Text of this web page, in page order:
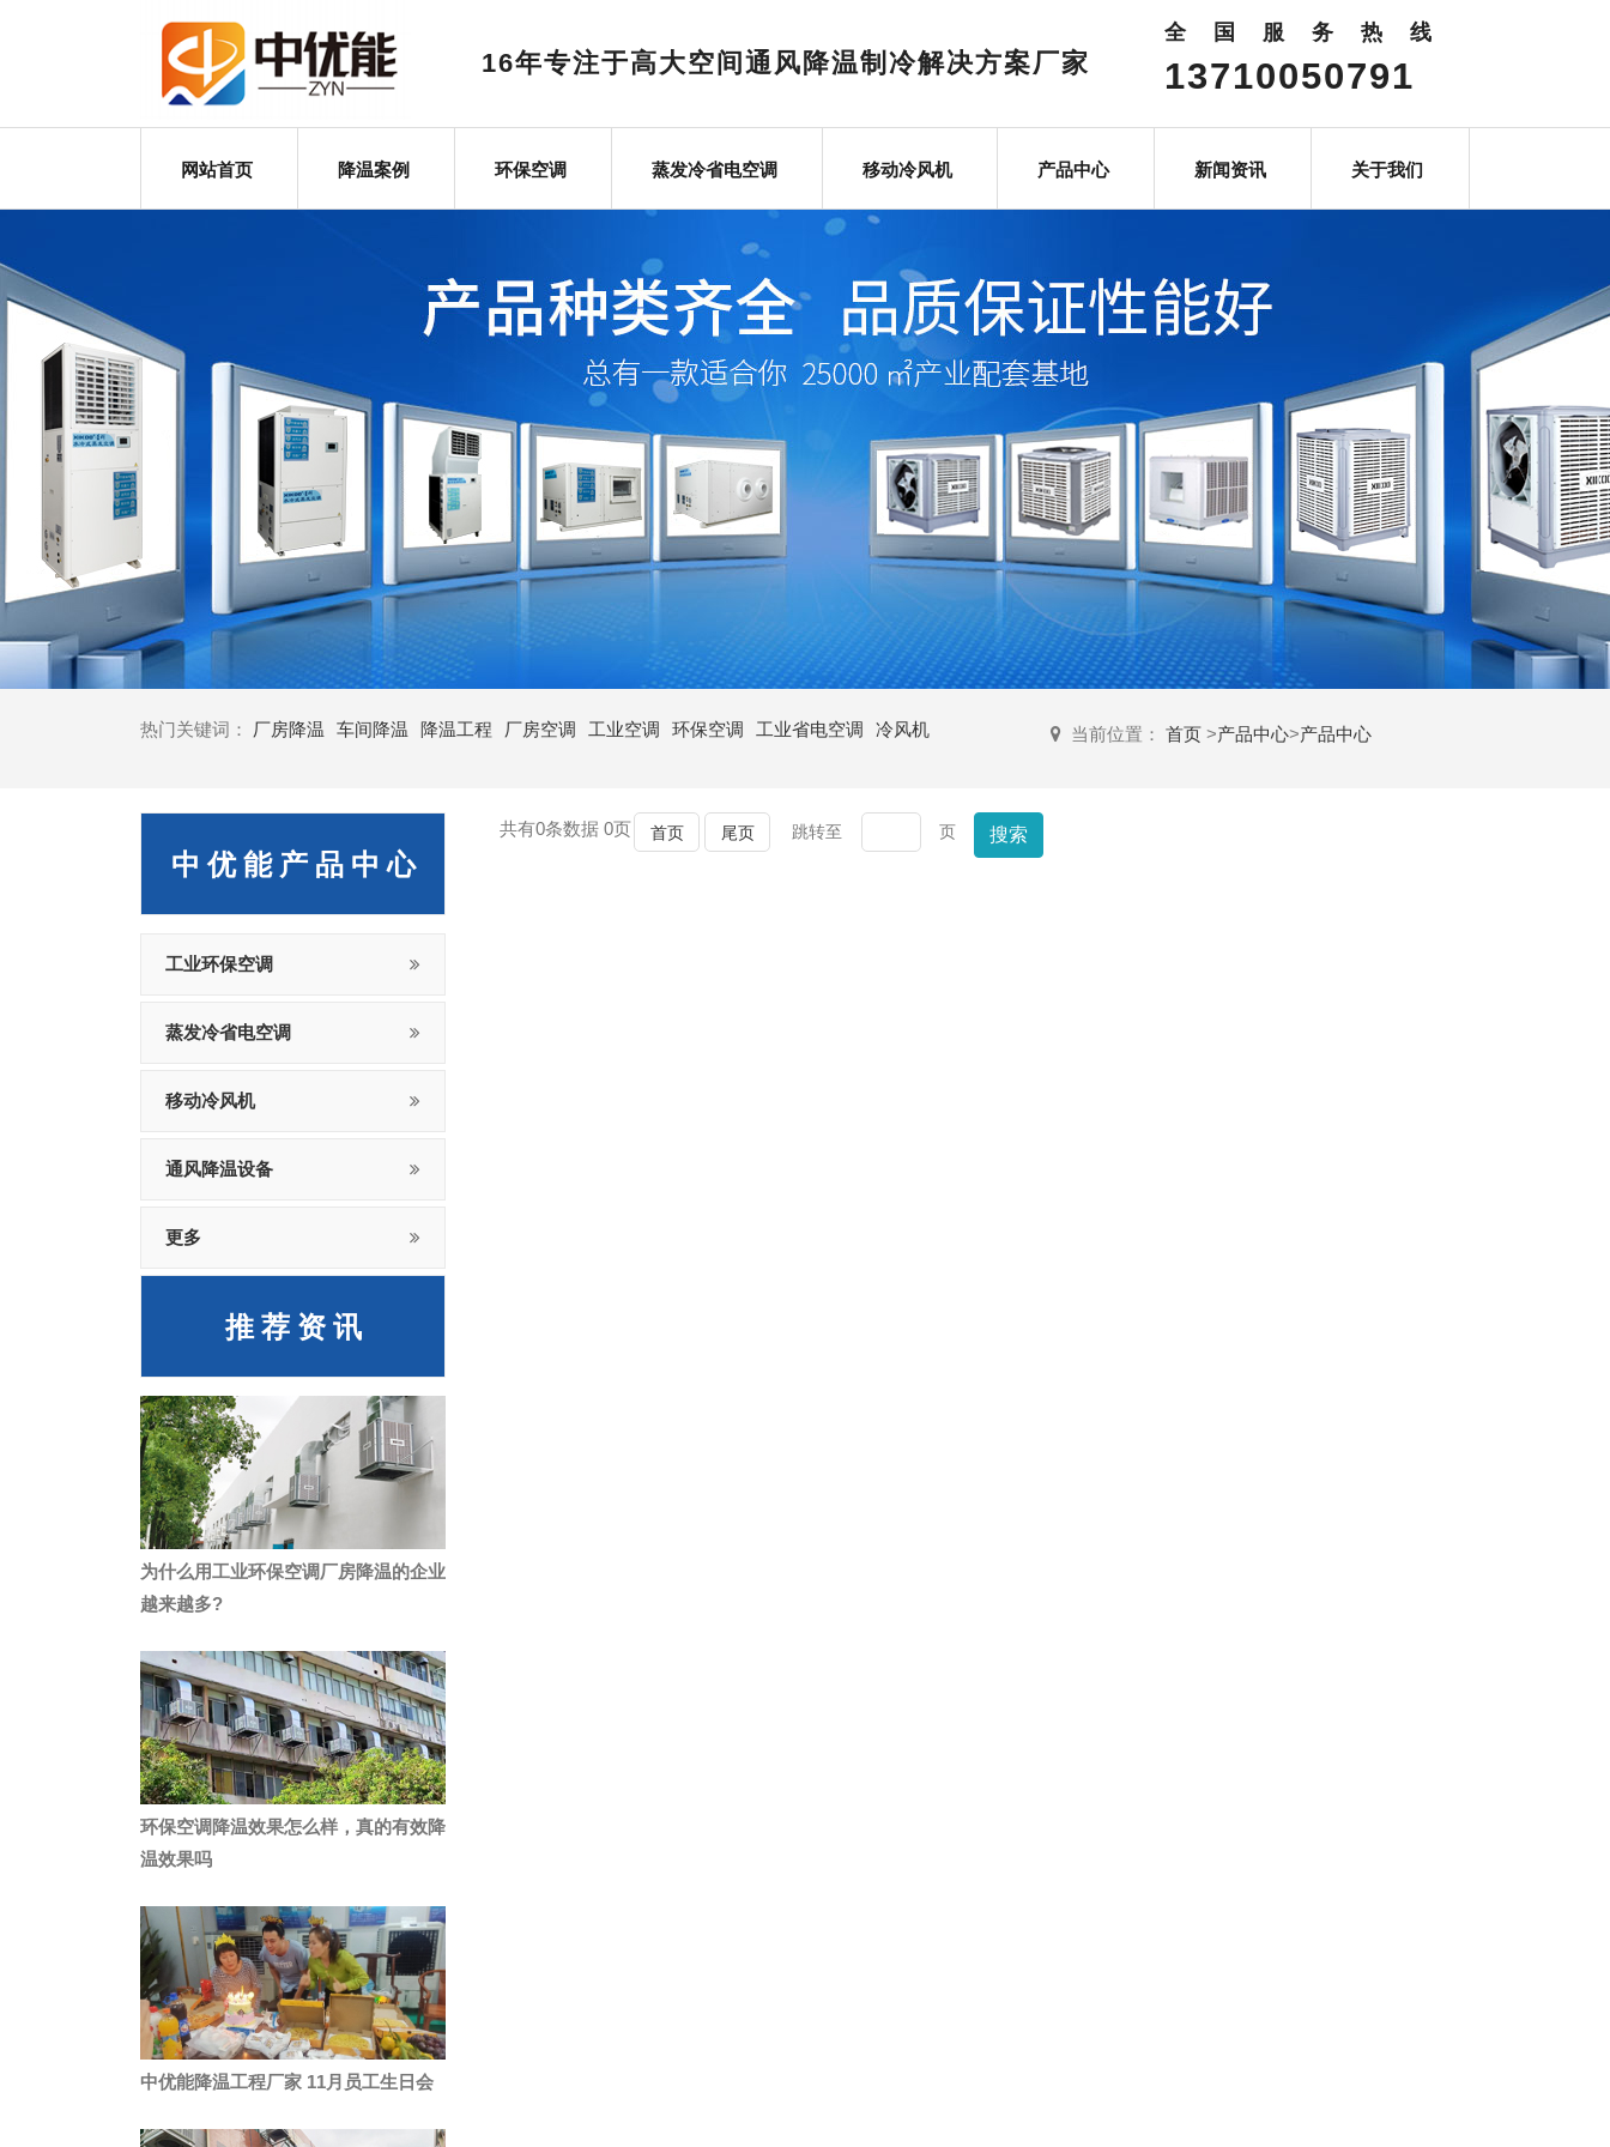
16年专注于高大空间通风降温制冷解决方案厂家
全国服务热线
13710050791
网站首页 降温案例 环保空调 蒸发冷省电空调 移动冷风机 产品中心 新闻资讯 关于我们
热门关键词： 厂房降温 车间降温 降温工程 厂房空调 工业空调 环保空调 工业省电空调 冷风机 当前位置： 首页 >产品中心>产品中心
中 优 能 产 品 中 心
工业环保空调
蒸发冷省电空调
移动冷风机
通风降温设备
更多
推 荐 资 讯
为什么用工业环保空调厂房降温的企业
越来越多?
环保空调降温效果怎么样，真的有效降
温效果吗
中优能降温工程厂家 11月员工生日会
共有0条数据 0页 首页 尾页 跳转至 页 搜索